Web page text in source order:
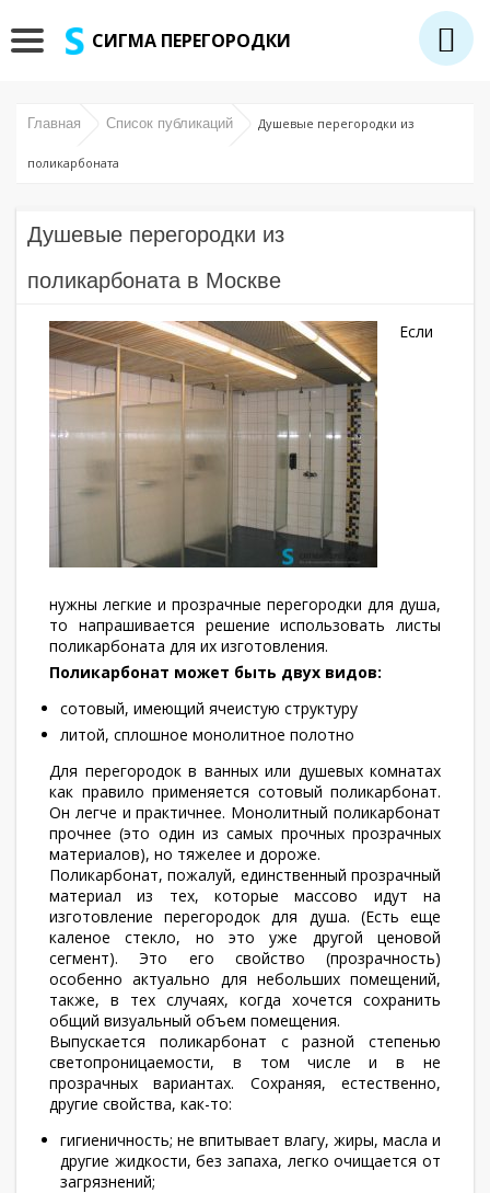
СИГМА ПЕРЕГОРОДКИ
Главная Список публикаций Душевые перегородки из
поликарбоната
Душевые перегородки из
поликарбоната в Москве
Если
нужны легкие и прозрачные перегородки для душа,
то напрашивается решение использовать листы
поликарбоната для их изготовления.
Поликарбонат может быть двух видов:
сотовый, имеющий ячеистую структуру
литой, сплошное монолитное полотно
Для перегородок в ванных или душевых комнатах
как правило применяется сотовый поликарбонат.
Он легче и практичнее. Монолитный поликарбонат
прочнее (это один из самых прочных прозрачных
материалов), но тяжелее и дороже.
Поликарбонат, пожалуй, единственный прозрачный
материал из тех, которые массово идут на
изготовление перегородок для душа. (Есть еще
каленое стекло, но это уже другой ценовой
сегмент). Это его свойство (прозрачность)
особенно актуально для небольших помещений,
также, в тех случаях, когда хочется сохранить
общий визуальный объем помещения.
Выпускается поликарбонат с разной степенью
светопроницаемости, в том числе и в не
прозрачных вариантах. Сохраняя, естественно,
другие свойства, как-то:
гигиеничность; не впитывает влагу, жиры, масла и
другие жидкости, без запаха, легко очищается от
загрязнений;